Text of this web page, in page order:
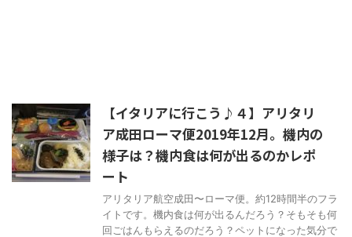
【イタリアに行こう♪４】アリタリ
ア成田ローマ便2019年12月。機内の
様子は？機内食は何が出るのかレポ
ート
アリタリア航空成田〜ローマ便。約12時間半のフラ
イトです。機内食は何が出るんだろう？そもそも何
回ごはんもらえるのだろう？ペットになった気分で